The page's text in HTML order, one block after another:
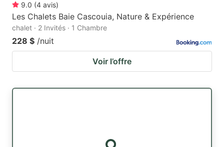
9.0 (4 avis)
Les Chalets Baie Cascouia, Nature & Expérience
chalet · 2 Invités · 1 Chambre
228 $ /nuit
Voir l’offre